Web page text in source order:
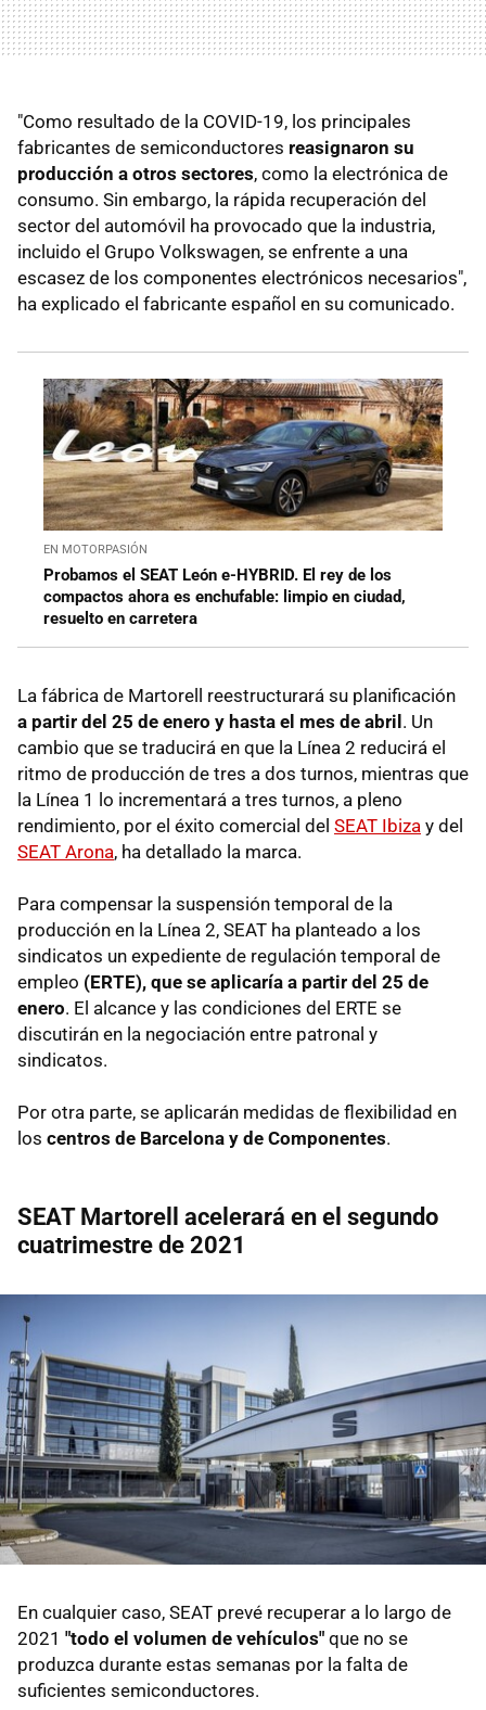
"Como resultado de la COVID-19, los principales
fabricantes de semiconductores reasignaron su
producción a otros sectores, como la electrónica de
consumo. Sin embargo, la rápida recuperación del
sector del automóvil ha provocado que la industria,
incluido el Grupo Volkswagen, se enfrente a una
escasez de los componentes electrónicos necesarios",
ha explicado el fabricante español en su comunicado.
EN MOTORPASIÓN
Probamos el SEAT León e-HYBRID. El rey de los
compactos ahora es enchufable: limpio en ciudad,
resuelto en carretera
La fábrica de Martorell reestructurará su planificación
a partir del 25 de enero y hasta el mes de abril. Un
cambio que se traducirá en que la Línea 2 reducirá el
ritmo de producción de tres a dos turnos, mientras que
la Línea 1 lo incrementará a tres turnos, a pleno
rendimiento, por el éxito comercial del SEAT Ibiza y del
SEAT Arona, ha detallado la marca.
Para compensar la suspensión temporal de la
producción en la Línea 2, SEAT ha planteado a los
sindicatos un expediente de regulación temporal de
empleo (ERTE), que se aplicaría a partir del 25 de
enero. El alcance y las condiciones del ERTE se
discutirán en la negociación entre patronal y
sindicatos.
Por otra parte, se aplicarán medidas de flexibilidad en
los centros de Barcelona y de Componentes.
SEAT Martorell acelerará en el segundo
cuatrimestre de 2021
En cualquier caso, SEAT prevé recuperar a lo largo de
2021 "todo el volumen de vehículos" que no se
produzca durante estas semanas por la falta de
suficientes semiconductores.